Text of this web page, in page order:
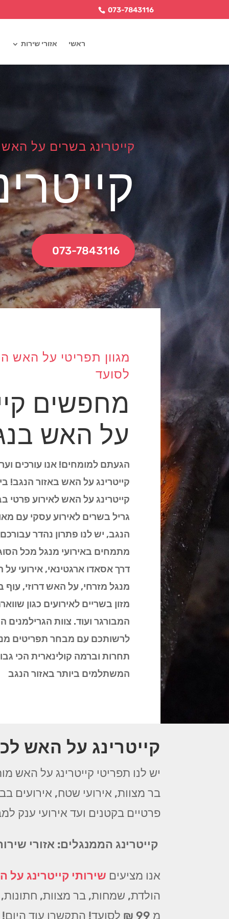
073-7843116
ראשי אזורי שירות
קייטרינג בשרים על
073-7843116
לסועד
מחפשים
על האש
הגעתם למומחים! אנו עורכים
קייטרינג על האש באזור הנגב!
קייטרינג על האש לאירוע פרטי
גריל בשרים לאירוע עסקי עם
הנגב, יש לנו פתרון נהדר
מתמחים באירועי מנגל מכל
דרך אסאדו ארגטינאי, אירועי
מנגל מזרחי, על האש דרוזי, עוף
מזון בשריים לאירועים כגון
המבורגר ועוד. צוות הגרילמנים
לרשותכם עם מבחר תפריטים
תחרות וברמה קולינארית הכי
המשתלמים ביותר באזור הנגב
קייטרינג על האש
יש לנו תפריטי קייטרינג על האש
בר מצוות, אירועי שטח, אירועים
פרטיים בקטנים ועד אירועי ענק
קייטרינג הממנגלים: אזורי
אנו מציעים שירותי קייטרינג על
הולדת, שמחות, בר מצוות, חתונות,
מ 99 ₪ לסועד! התקשרו עוד היום!